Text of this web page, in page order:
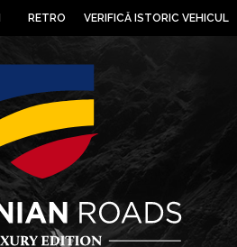
RETRO VERIFICĂ ISTORIC VEHICUL